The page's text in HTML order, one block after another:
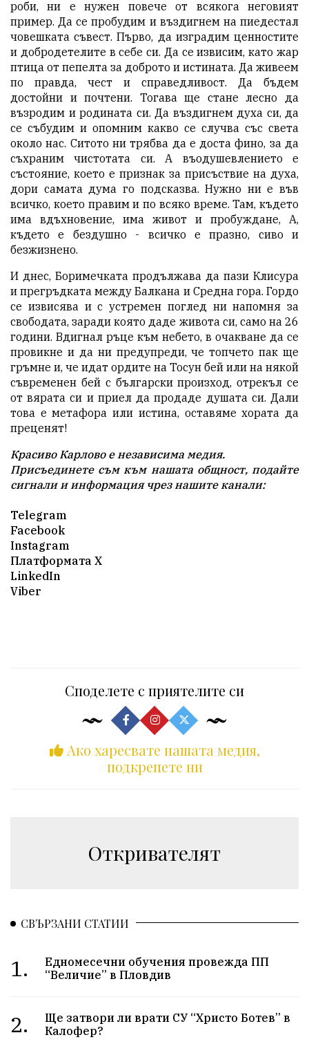
роби, ни е нужен повече от всякога неговият
пример. Да се пробудим и въздигнем на пиедестал
човешката съвест. Първо, да изградим ценностите
и добродетелите в себе си. Да се извисим, като жар
птица от пепелта за доброто и истината. Да живеем
по правда, чест и справедливост. Да бъдем
достойни и почтени. Тогава ще стане лесно да
възродим и родината си. Да въздигнем духа си, да
се събудим и опомним какво се случва със света
около нас. Ситото ни трябва да е доста фино, за да
съхраним чистотата си. А въодушевлението е
състояние, което е признак за присъствие на духа,
дори самата дума го подсказва. Нужно ни е във
всичко, което правим и по всяко време. Там, където
има вдъхновение, има живот и пробуждане, А,
където е бездушно - всичко е празно, сиво и
безжизнено.
И днес, Боримечката продължава да пази Клисура
и прегръдката между Балкана и Средна гора. Гордо
се извисява и с устремен поглед ни напомня за
свободата, заради която даде живота си, само на 26
години. Вдигнал ръце към небето, в очакване да се
провикне и да ни предупреди, че топчето пак ще
гръмне и, че идат ордите на Тосун бей или на някой
съвременен бей с български произход, отрекъл се
от вярата си и приел да продаде душата си. Дали
това е метафора или истина, оставяме хората да
преценят!
Красиво Карлово е независима медия.
Присъединете съм към нашата общност, подайте
сигнали и информация чрез нашите канали:
Telegram
Facebook
Instagram
Платформата X
LinkedIn
Viber
Споделете с приятелите си
Ако харесвате нашата медия,
подкрепете ни
Откривателят
СВЪРЗАНИ СТАТИИ
1.
Едномесечни обучения провежда ПП
“Величие” в Пловдив
2.
Ще затвори ли врати СУ “Христо Ботев” в
Калофер?